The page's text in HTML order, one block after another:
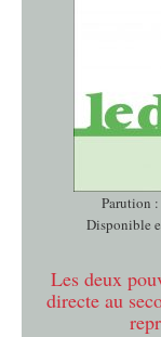
Parution
Disponible
Les deux
directe au